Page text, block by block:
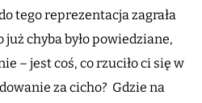
tego reprezentacja zagrała
już chyba było powiedziane,
– jest coś, co rzuciło ci się w
za cicho? Gdzie na